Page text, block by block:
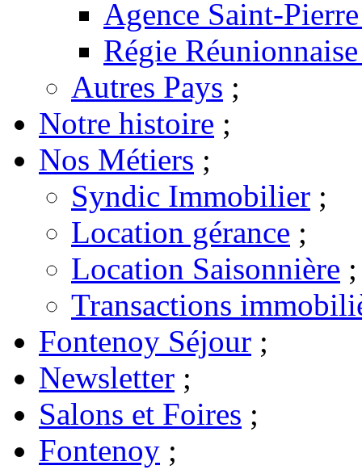
Agence Saint-
Régie
Autres Pays ;
Notre histoire ;
Nos Métiers ;
Syndic Immobilier ;
Location gérance ;
Location Saisonnière ;
Transactions
Fontenoy Séjour ;
Newsletter ;
Salons et Foires ;
Fontenoy ;